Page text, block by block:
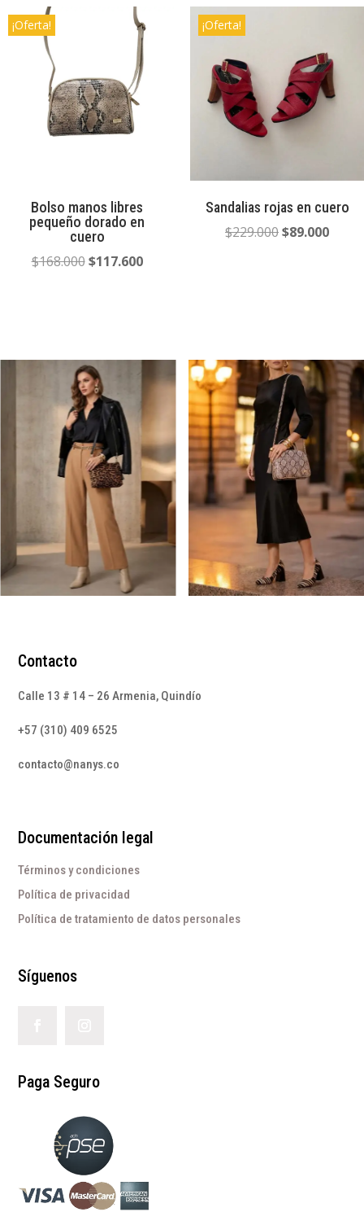
¡Oferta!
Bolso manos libres
pequeño dorado en
cuero
$168.000 El
$117.600El
¡Oferta!
Sandalias rojas en cuero
$229.000El
$89.000El
Contacto
Calle 13 # 14 – 26 Armenia, Quindío
+57 (310) 409 6525
contacto@nanys.co
Documentación legal
Términos y condiciones
Política de privacidad
Política de tratamiento de datos personales
Síguenos
Paga Seguro